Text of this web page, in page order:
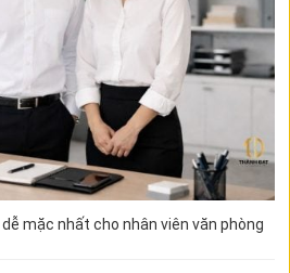
mặc nhất cho nhân viên văn phòng